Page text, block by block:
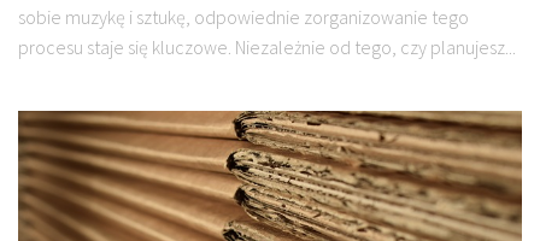
sobie muzykę i sztukę, odpowiednie zorganizowanie tego
procesu staje się kluczowe. Niezależnie od tego, czy planujesz...